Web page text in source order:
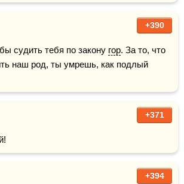
+390
судить тебя по закону гор. За то, что
+371
+394